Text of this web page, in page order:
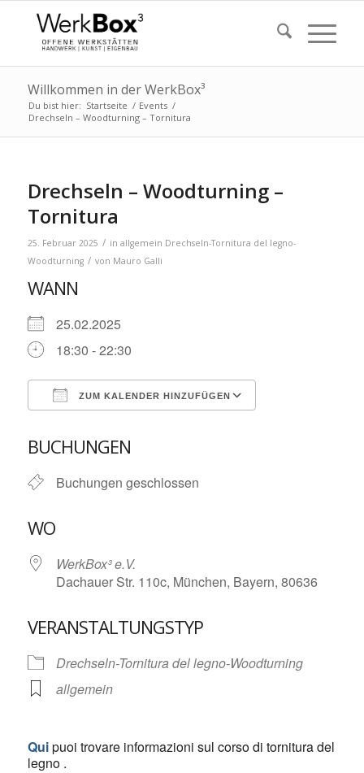
Willkommen in der WerkBox³
Du bist hier: Startseite / Events /
Drechseln – Woodturning – Tornitura
Drechseln – Woodturning –
Tornitura
25. Februar 2025 / in allgemein Drechseln-Tornitura del legno-
Woodturning / von Mauro Galli
WANN
25.02.2025
18:30 - 22:30
ZUM KALENDER HINZUFÜGEN
BUCHUNGEN
Buchungen geschlossen
WO
WerkBox³ e.V.
Dachauer Str. 110c, München, Bayern, 80636
VERANSTALTUNGSTYP
Drechseln-Tornitura del legno-Woodturning
allgemein
Quipuoi trovare informazioni sul corso di tornitura del
legno.